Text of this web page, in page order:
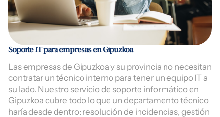
Soporte IT para empresas en Gipuzkoa
Las empresas de Gipuzkoa y su provincia no necesitan
contratar un técnico interno para tener un equipo IT a
su lado. Nuestro servicio de soporte informático en
Gipuzkoa cubre todo lo que un departamento técnico
haría desde dentro: resolución de incidencias, gestión